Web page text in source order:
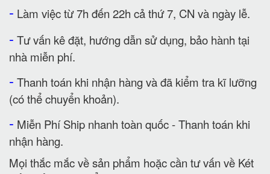
- Làm việc từ 7h đến 22h cả thứ 7, CN và ngày lễ.
- Tư vấn kê đặt, hướng dẫn sử dụng, bảo hành tại
nhà miễn phí.
- Thanh toán khi nhận hàng và đã kiểm tra kĩ lưỡng
(có thể chuyển khoản).
- Miễn Phí Ship nhanh toàn quốc - Thanh toán khi
nhận hàng.
Mọi thắc mắc về sản phẩm hoặc cần tư vấn về Két